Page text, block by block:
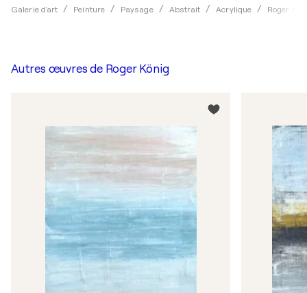
Galerie d'art Peinture Paysage Abstrait Acrylique Roger
Autres œuvres de Roger König